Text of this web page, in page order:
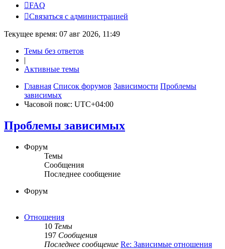
FAQ
Связаться с администрацией
Текущее время: 07 авг 2026, 11:49
Темы без ответов
|
Активные темы
Главная Список форумов Зависимости Проблемы
зависимых
Часовой пояс: UTC+04:00
Проблемы зависимых
Форум
Темы
Сообщения
Последнее сообщение
Форум
Отношения
10 Темы
197 Сообщения
Последнее сообщение Re: Зависимые отношения